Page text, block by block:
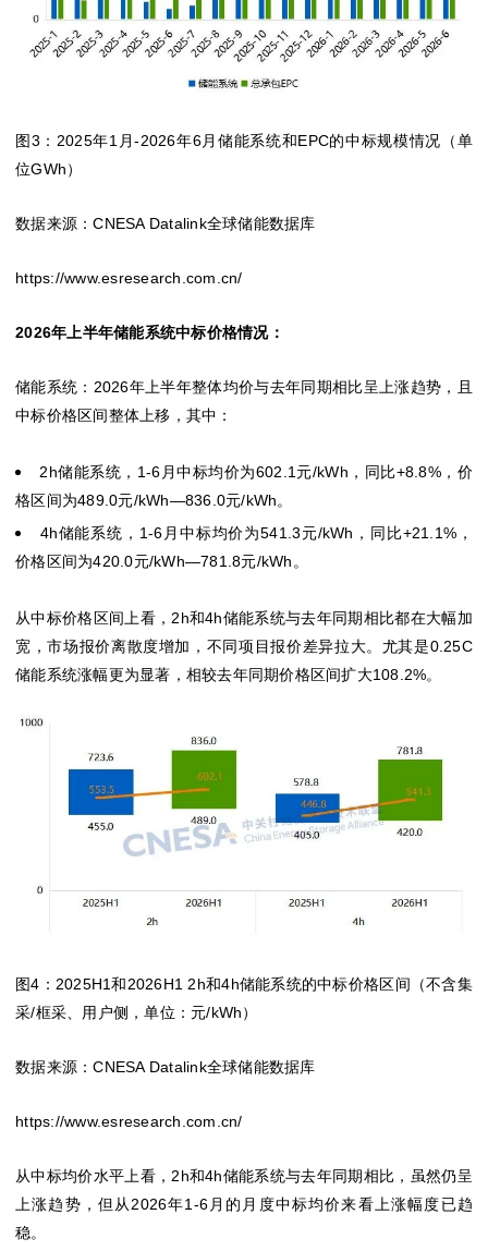
图3：2025年1月-2026年6月储能系统和EPC的中标规模情况（单
位GWh）
数据来源：CNESA Datalink全球储能数据库
https://www.esresearch.com.cn/
2026年上半年储能系统中标价格情况：
储能系统：2026年上半年整体均价与去年同期相比呈上涨趋势，且
中标价格区间整体上移，其中：
2h储能系统，1-6月中标均价为602.1元/kWh，同比+8.8%，价
格区间为489.0元/kWh—836.0元/kWh。
4h储能系统，1-6月中标均价为541.3元/kWh，同比+21.1%，
价格区间为420.0元/kWh—781.8元/kWh。
从中标价格区间上看，2h和4h储能系统与去年同期相比都在大幅加
宽，市场报价离散度增加，不同项目报价差异拉大。尤其是0.25C
储能系统涨幅更为显著，相较去年同期价格区间扩大108.2%。
图4：2025H1和2026H1 2h和4h储能系统的中标价格区间 （不含集
采/框采、用户侧，单位：元/kWh）
数据来源：CNESA Datalink全球储能数据库
https://www.esresearch.com.cn/
从中标均价水平上看，2h和4h储能系统与去年同期相比，虽然仍呈
上涨趋势，但从2026年1-6月的月度中标均价来看上涨幅度已趋
稳。